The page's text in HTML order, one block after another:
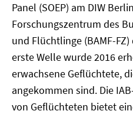
Panel (SOEP) am DIW
Forschungszentrum des
und Flüchtlinge (BAMF-
erste Welle wurde 2016
erwachsene Geflüchtete,
angekommen sind. Die
von Geflüchteten bietet